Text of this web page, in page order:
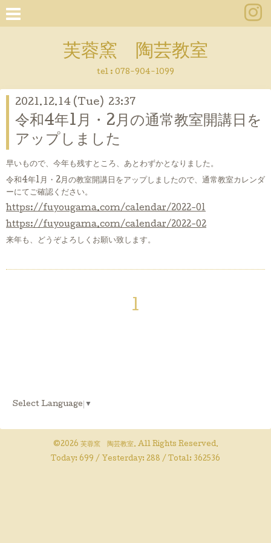
芙蓉窯 陶芸教室
tel : 078-904-1099
2021.12.14 (Tue) 23:37
令和4年1月・2月の通常教室開講日を
アップしました
早いもので、今年も残すところ、あとわずかとなりました。
令和4年1月・2月の教室開講日をアップしましたので、通常教室カレンダ
ーにてご確認ください。
https://fuyougama.com/calendar/2022-01
https://fuyougama.com/calendar/2022-02
来年も、どうぞよろしくお願い致します。
1
Select Language ▼
©2026 芙蓉窯 陶芸教室. All Rights Reserved.
Today: 699 / Yesterday: 288 / Total: 362536